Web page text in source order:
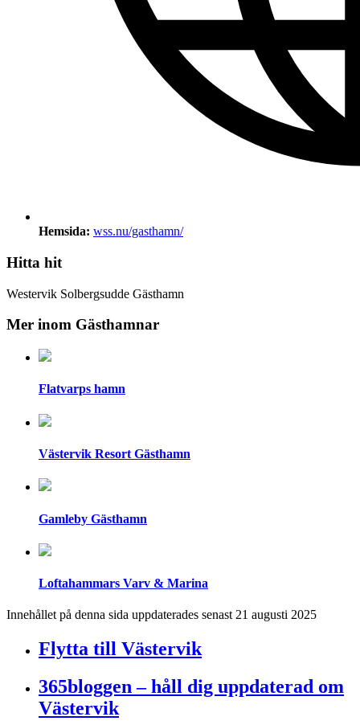
Hemsida: wss.nu/gasthamn/
Hitta hit
Westervik Solbergsudde Gästhamn
Mer inom Gästhamnar
Flatvarps hamn
Västervik Resort Gästhamn
Gamleby Gästhamn
Loftahammars Varv & Marina
Innehållet på denna sida uppdaterades senast 21 augusti 2025
Flytta till Västervik
365bloggen – håll dig uppdaterad om
Västervik